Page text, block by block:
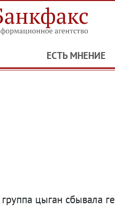
ЕСТЬ МНЕНИЕ
цыган сбывала